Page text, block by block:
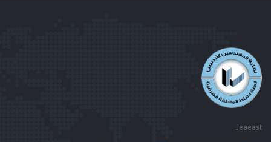
Jeaeast